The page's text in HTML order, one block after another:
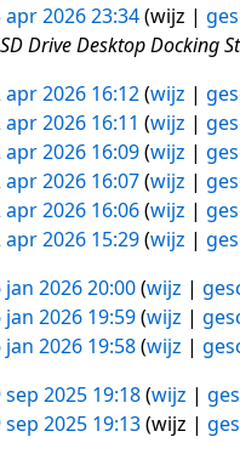
apr 2026 23:34 wijz
Drive Desktop Docking
apr 2026 16:12 wijz
apr 2026 16:11 wijz
apr 2026 16:09 wijz
apr 2026 16:07 wijz
apr 2026 16:06 wijz
apr 2026 15:29 wijz
jan 2026 20:00 wijz
jan 2026 19:59 wijz
jan 2026 19:58 wijz
sep 2025 19:18 wijz
sep 2025 19:13 wijz